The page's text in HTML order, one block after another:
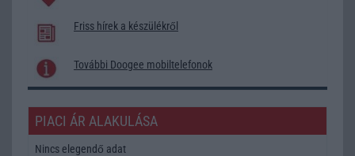
Friss hírek a készülékről
További Doogee mobiltelefonok
PIACI ÁR ALAKULÁSA
Nincs elegendő adat